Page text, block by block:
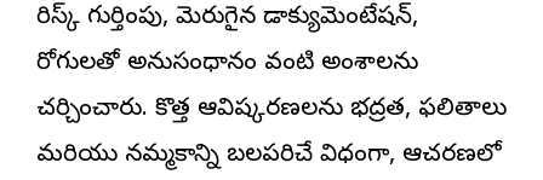
రిస్క్ గుర్తింపు, మెరుగైన డాక్యుమెంటేషన్,
రోగులతో అనుసంధానం వంటి అంశాలను
చర్చించారు. కొత్త ఆవిష్కరణలను భద్రత, ఫలితాలు
మరియు నమ్మకాన్ని బలపరిచే విధంగా, ఆచరణలో